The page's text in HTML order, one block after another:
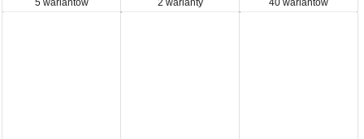
5 wariantów 2 warianty 40 wariantów